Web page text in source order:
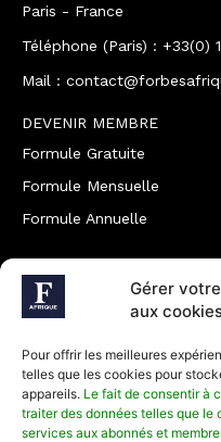
Gérer
aux
Pour offrir les meilleures
telles que les cookies pour
appareils. Le fait de consentir à
traiter des données telles que le
services aux abonnés et
Paris - France
Téléphone (Paris) : +33(0)
Mail :
DEVENIR MEMBRE
Formule Gratuite
Formule Mensuelle
Formule Annuelle
JOINDRE L'ÉQUIPE
Rédaction
Développement commercial
Communiquer avec Forbes